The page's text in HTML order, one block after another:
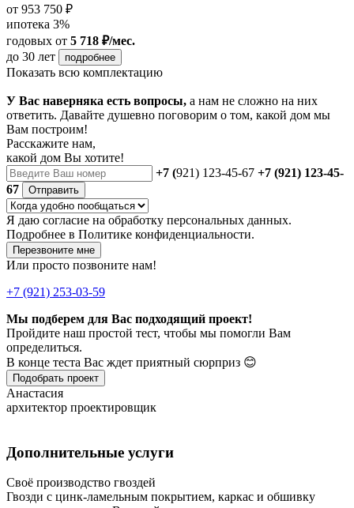
от 953 750 ₽
ипотека 3%
годовых от 5 718 ₽/мес.
до 30 лет
подробнее
Показать всю комплектацию
У Вас наверняка есть вопросы, а нам не сложно на них
ответить. Давайте душевно поговорим о том, какой дом мы
Вам построим!
Расскажите нам,
какой дом Вы хотите!
+7 (921) 123-45-67 +7 (921) 123-45-
67
Отправить
Я даю согласие на обработку персональных данных.
Подробнее в Политике конфиденциальности.
Перезвоните мне
Или просто позвоните нам!
+7 (921) 253-03-59
Мы подберем для Вас подходящий проект!
Пройдите наш простой тест, чтобы мы помогли Вам
определиться.
В конце теста Вас ждет приятный сюрприз 😊
Подобрать проект
Анастасия
архитектор проектировщик
Дополнительные услуги
Своё производство гвоздей
Гвозди с цинк-ламельным покрытием, каркас и обшивку